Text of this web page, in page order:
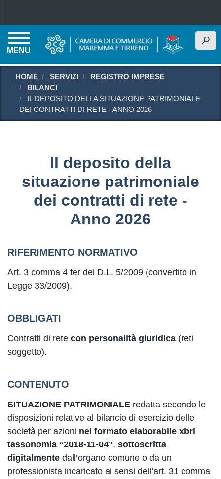
MENU
h
HOME SERVIZI
REGISTRO IMPRESE
BILANCI
IL DEPOSITO DELLA SITUAZIONE PATRIMONIALE
DEI CONTRATTI DI RETE - ANNO 2026
Il deposito della
situazione patrimoniale
dei contratti di rete -
Anno 2026
RIFERIMENTO NORMATIVO
Art. 3 comma 4 ter del D.L. 5/2009 (convertito in
Legge 33/2009).
OBBLIGATI
Contratti di rete con personalità giuridica (reti
soggetto).
CONTENUTO
SITUAZIONE PATRIMONIALE redatta secondo le
disposizioni relative al bilancio di esercizio delle
società per azioni nel formato elaborabile xbrl
tassonomia “2018-11-04”, sottoscritta
digitalmente dall’organo comune o da un
professionista incaricato ai sensi dell’art. 31 comma